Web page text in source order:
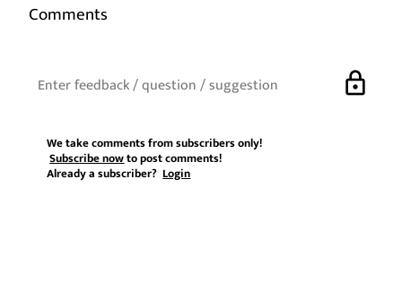
Comments
lock
We take comments from subscribers only!
Subscribe nowto post comments!
Already a subscriber?Login